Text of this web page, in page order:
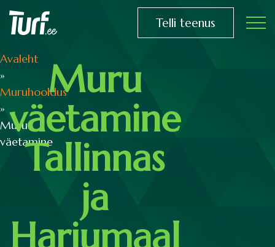
Telli teenus
Avaleht
»
Muruhooldus
»
Muru
väetamine
Muru
väetamine
Tallinnas
ja
Harjumaal